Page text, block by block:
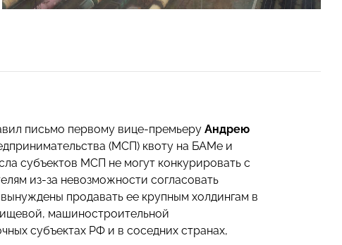
письмо первому вице-премьеру Андрею
(МСП) квоту на БАМе и
субъектов МСП не могут конкурировать с
из-за невозможности согласовать
продавать ее крупным холдингам в
машиностроительной
субъектах РФ и в соседних странах,